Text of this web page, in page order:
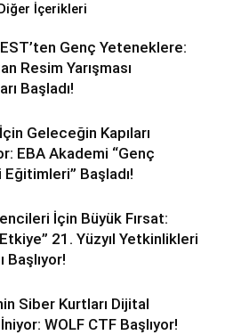
İçerikleri
Genç Yeteneklere:
Resim Yarışması
Başladı!
Geleceğin Kapıları
EBA Akademi “Genç
Başladı!
İçin Büyük Fırsat:
Etkiye” 21. Yüzyıl Yetkinlikleri
Başlıyor!
Siber Kurtları Dijital
WOLF CTF Başlıyor!